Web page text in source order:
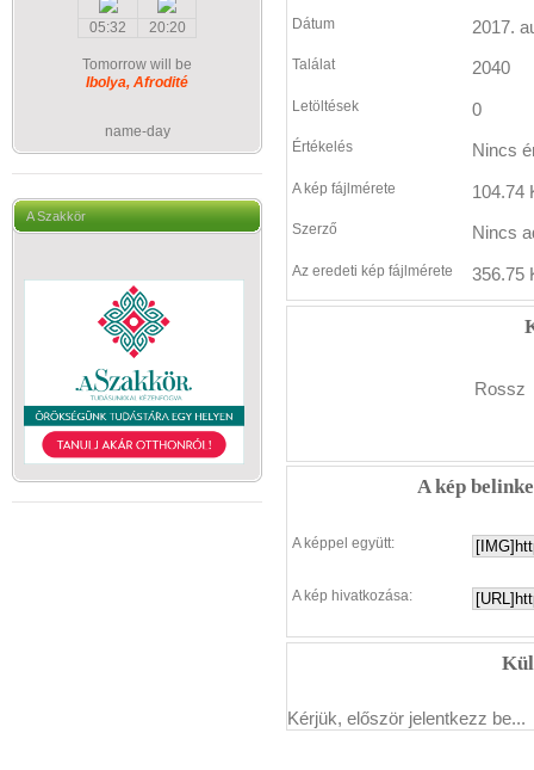
05:32 20:20
Tomorrow will be
Ibolya, Afrodité
name-day
A Szakkör
Dátum 2017.
Találat 2040
Letöltések 0
Értékelés Nincs
A kép fájlmérete 104.74
Szerző Nincs
Az eredeti kép fájlmérete 356.75
Rossz
A kép
A képpel együtt:
A kép hivatkozása:
Kérjük, először jelentkezz be...